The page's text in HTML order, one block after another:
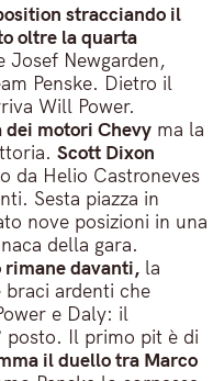
stracciando il
oltre la quarta
Josef Newgarden,
Penske. Dietro il
Will Power.
dei motori Chevy ma la
Scott Dixon
da Helio Castroneves
Sesta piazza in
nove posizioni in una
della gara.
rimane davanti, la
ardenti che
e Daly: il
posto. Il primo pit è di
il duello tra Marco